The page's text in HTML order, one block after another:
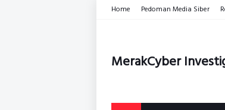
Home Pedoman Media Siber
MerakCyber